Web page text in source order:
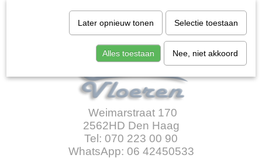
Weimarstraat 170
2562HD Den Haag
Tel: 070 223 00 90
WhatsApp: 06 42450533
Later opnieuw tonen Selectie toestaan
Alles toestaan Nee, niet akkoord